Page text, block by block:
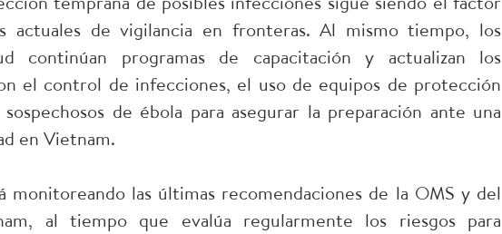
actuales de vigilancia en fronteras. Al mismo tiempo, los
continúan programas de capacitación y actualizan los
el control de infecciones, el uso de equipos de protección
de ébola para asegurar la preparación ante una
en Vietnam.
monitoreando las últimas recomendaciones de la OMS y del
al tiempo que evalúa regularmente los riesgos para